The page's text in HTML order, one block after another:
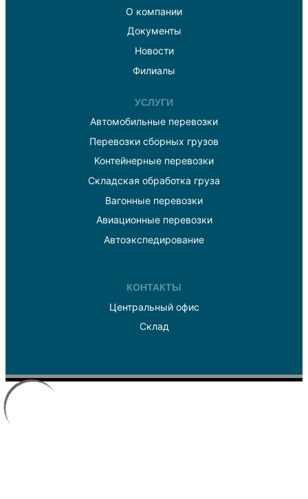
О компании
Документы
Новости
Филиалы
УСЛУГИ
Автомобильные перевозки
Перевозки сборных грузов
Контейнерные перевозки
Складская обработка груза
Вагонные перевозки
Авиационные перевозки
Автоэкспедирование
КОНТАКТЫ
Центральный офис
Склад